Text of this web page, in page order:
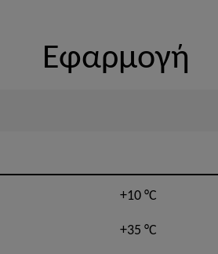
Εφαρμογή
+10 °C
+35 °C